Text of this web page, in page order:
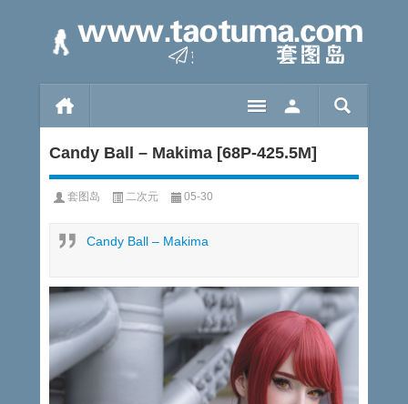
Candy Ball – Makima [68P-425.5M]
套图岛 二次元 05-30
Candy Ball – Makima